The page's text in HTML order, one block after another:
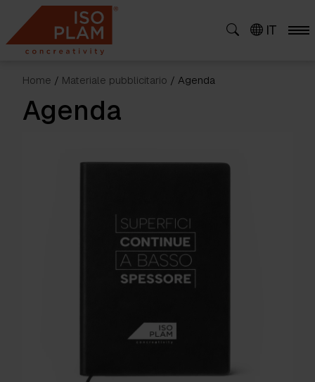
content
IT
Home / Materiale pubblicitario / Agenda
Agenda